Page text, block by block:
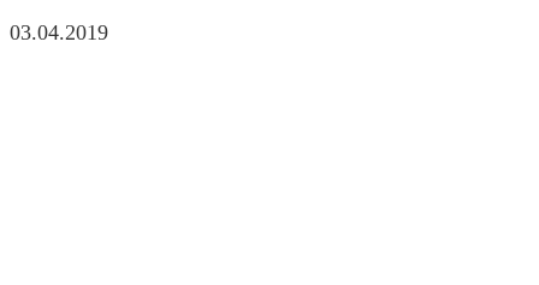
03.04.2019